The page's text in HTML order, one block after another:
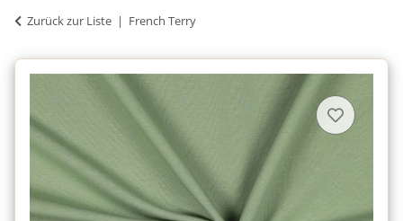
Zurück zur Liste French Terry